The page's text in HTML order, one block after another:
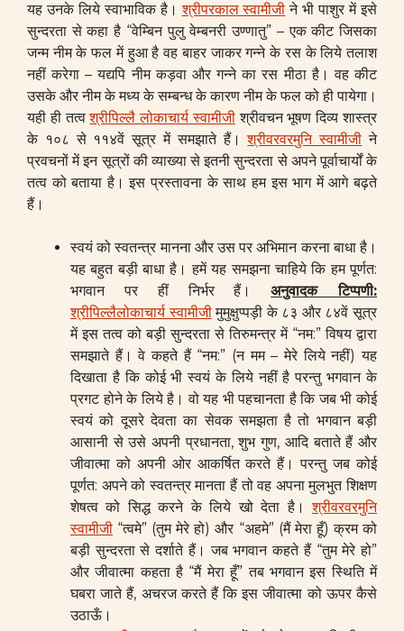
यह उनके लिये स्वाभाविक है।श्रीपरकाल स्वामीजी ने भी पाशुर में इसे
सुन्दरता से कहा है “वेम्बिन पुलु वेम्बनरी उण्णातु” – एक कीट जिसका
जन्म नीम के फल में हुआ है वह बाहर जाकर गन्ने के रस के लिये तलाश
नहीं करेगा – यद्यपि नीम कड़वा और गन्ने का रस मीठा है। वह कीट
उसके और नीम के मध्य के सम्बन्ध के कारण नीम के फल को ही पायेगा।
यही ही तत्वश्रीपिल्लै लोकाचार्य स्वामीजीश्रीवचन भूषण दिव्य शास्त्र
के १०८ से ११४वें सूत्र में समझाते हैं।श्रीवरवरमुनि स्वामीजी ने
प्रवचनों में इन सूत्रों की व्याख्या से इतनी सुन्दरता से अपने पूर्वाचार्यों के
तत्व को बताया है। इस प्रस्तावना के साथ हम इस भाग में आगे बढ़ते
हैं।
स्वयं को स्वतन्त्र मानना और उस पर अभिमान करना बाधा है।
यह बहुत बड़ी बाधा है। हमें यह समझना चाहिये कि हम पूर्णत:
भगवान पर हीं निर्भर हैं।अनुवादक टिप्पणी:
श्रीपिल्लैलोकाचार्य स्वामीजीमुमुक्षुप्पड़ी के ८३ और ८४वें सूत्र
में इस तत्व को बड़ी सुन्दरता से तिरुमन्त्र में “नम:” विषय द्वारा
समझाते हैं। वे कहते हैं “नम:” (न मम – मेरे लिये नहीं) यह
दिखाता है कि कोई भी स्वयं के लिये नहीं है परन्तु भगवान के
प्रगट होने के लिये है। वो यह भी पहचानता है कि जब भी कोई
स्वयं को दूसरे देवता का सेवक समझता है तो भगवान बड़ी
आसानी से उसे अपनी प्रधानता, शुभ गुण, आदि बताते हैं और
जीवात्मा को अपनी ओर आकर्षित करते हैं। परन्तु जब कोई
पूर्णत: अपने को स्वतन्त्र मानता हैं तो वह अपना मुलभुत शिक्षण
शेषत्व को सिद्ध करने के लिये खो देता है।श्रीवरवरमुनि
स्वामीजी “त्वमे” (तुम मेरे हो) और “अहमे” (मैं मेरा हूँ) क्रम को
बड़ी सुन्दरता से दर्शाते हैं। जब भगवान कहते हैं “तुम मेरे हो”
और जीवात्मा कहता है “मैं मेरा हूँ” तब भगवान इस स्थिति में
घबरा जाते हैं, अचरज करते हैं कि इस जीवात्मा को ऊपर कैसे
उठाऊँ।